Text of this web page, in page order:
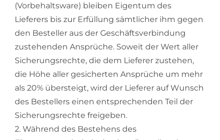
(Vorbehaltsware) bleiben Eigentum des
Lieferers bis zur Erfüllung sämtlicher ihm gegen
den Besteller aus der Geschäftsverbindung
zustehenden Ansprüche. Soweit der Wert aller
Sicherungsrechte, die dem Lieferer zustehen,
die Höhe aller gesicherten Ansprüche um mehr
als 20% übersteigt, wird der Lieferer auf Wunsch
des Bestellers einen entsprechenden Teil der
Sicherungsrechte freigeben.
2. Während des Bestehens des